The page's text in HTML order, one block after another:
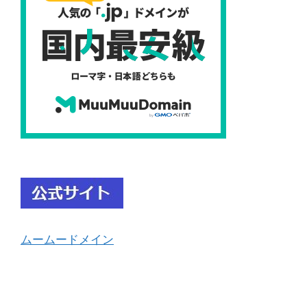
ムームードメイン